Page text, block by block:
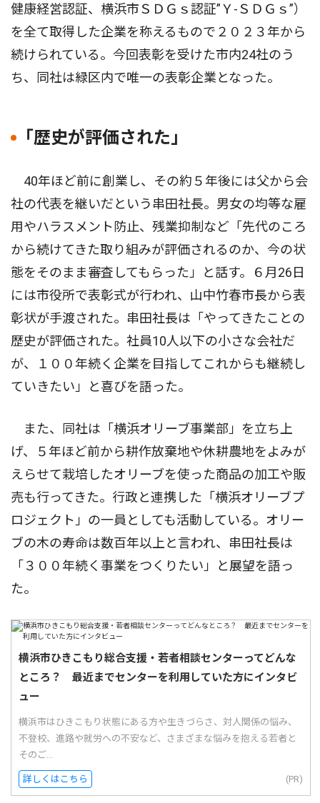
健康経営認証、横浜市ＳＤＧｓ認証”Ｙ-ＳＤＧｓ”）
を全て取得した企業を称えるもので２０２３年から
続けられている。今回表彰を受けた市内24社のう
ち、同社は緑区内で唯一の表彰企業となった。
｢歴史が評価された｣
40年ほど前に創業し、その約５年後には父から会
社の代表を継いだという串田社長。男女の均等な雇
用やハラスメント防止、残業抑制など「先代のころ
から続けてきた取り組みが評価されるのか、今の状
態をそのまま審査してもらった」と話す。６月26日
には市役所で表彰式が行われ、山中竹春市長から表
彰状が手渡された。串田社長は「やってきたことの
歴史が評価された。社員10人以下の小さな会社だ
が、１００年続く企業を目指してこれからも継続し
ていきたい」と喜びを語った。
また、同社は「横浜オリーブ事業部」を立ち上
げ、５年ほど前から耕作放棄地や休耕農地をよみが
えらせて栽培したオリーブを使った商品の加工や販
売も行ってきた。行政と連携した「横浜オリーブプ
ロジェクト」の一員としても活動している。オリー
ブの木の寿命は数百年以上と言われ、串田社長は
「３００年続く事業をつくりたい」と展望を語っ
た。
横浜市ひきこもり総合支援・若者相談センターってどんな
ところ？ 最近までセンターを利用していた方にインタビ
ュー
横浜市はひきこもり状態にある方や生きづらさ、対人関係の悩み、
不登校、進路や就労への不安など、さまざまな悩みを抱える若者と
そのご...
詳しくはこちら (PR)